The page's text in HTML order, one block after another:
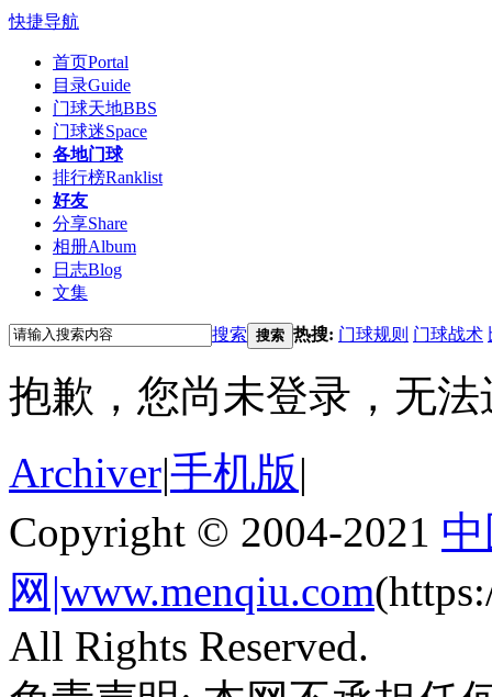
快捷导航
首页Portal
目录Guide
门球天地BBS
门球迷Space
各地门球
排行榜Ranklist
好友
分享Share
相册Album
日志Blog
文集
搜索 搜索 热搜: 门球规则 门球战术
抱歉，您尚未登录，无
Archiver|手机版|
Copyright © 2004-2021
网|www.menqiu.com
All Rights Reserved.